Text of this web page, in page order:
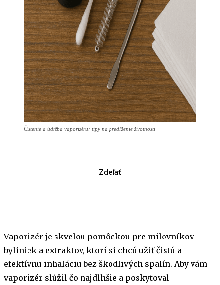
Čistenie a údržba vaporizéru: tipy na predľženie životnosti
Zdeľať
Vaporizér je skvelou pomôckou pre milovníkov
byliniek a extraktov, ktorí si chcú užiť čistú a
efektívnu inhaláciu bez škodlivých spalín. Aby vám
vaporizér slúžil čo najdlhšie a poskytoval